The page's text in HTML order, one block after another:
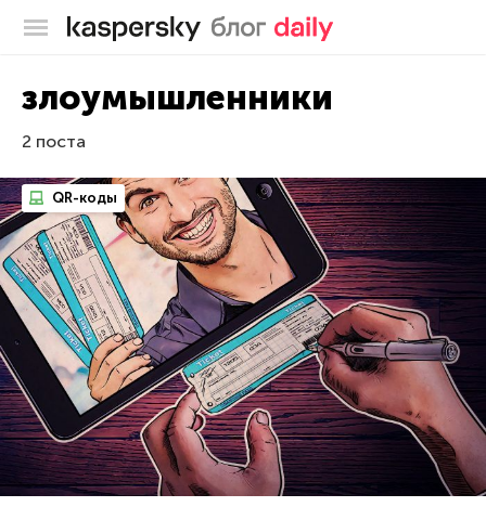
Блог Касперского
злоумышленники
2 поста
QR-коды